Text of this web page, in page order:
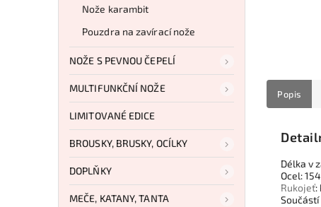
Nože karambit
Pouzdra na zavírací nože
NOŽE S PEVNOU ČEPELÍ
MULTIFUNKČNÍ NOŽE
LIMITOVANÉ EDICE
BROUSKY, BRUSKY, OCÍLKY
DOPLŇKY
MEČE, KATANY, TANTA
Popis
Délka v
Ocel:
Rukojeť: